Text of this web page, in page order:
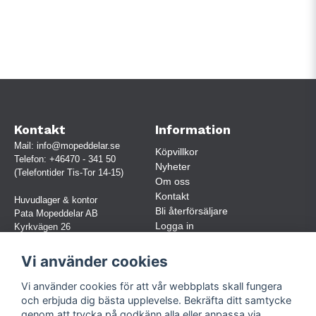
Kontakt
Mail: info@mopeddelar.se
Telefon: +46470 - 341 50
(Telefontider Tis-Tor 14-15)
Huvudlager & kontor
Pata Mopeddelar AB
Kyrkvägen 26
(OBS. Endast förbokade besök)
Org.nr:
559030-5248
Jur. namn: Pata Mopeddelar AB
Information
Köpvillkor
Nyheter
Om oss
Kontakt
Bli återförsäljare
Logga in
Vi använder cookies
Vi använder cookies för att vår webbplats skall fungera
och erbjuda dig bästa upplevelse. Bekräfta ditt samtycke